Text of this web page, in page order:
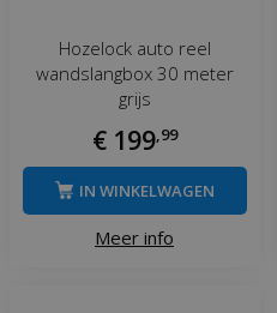
Hozelock auto reel
wandslangbox 30 meter
grijs
€ 199,99
Meer info
IN WINKELWAGEN